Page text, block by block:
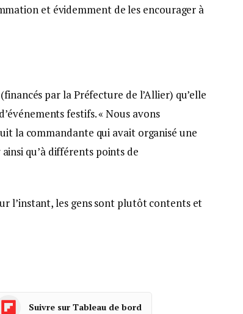
et évidemment de les encourager à
par la Préfecture de l’Allier) qu’elle
festifs. « Nous avons
la commandante qui avait organisé une
qu’à différents points de
l’instant, les gens sont plutôt contents et
Suivre sur Tableau de bord